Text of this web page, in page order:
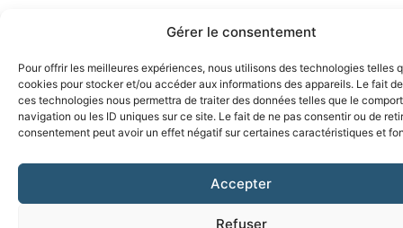
Gérer le consentement
Pour offrir les meilleures expériences, nous utilisons des technologies telles
cookies pour stocker et/ou accéder aux informations des appareils. Le fait
ces technologies nous permettra de traiter des données telles que le
navigation ou les ID uniques sur ce site. Le fait de ne pas consentir ou de
consentement peut avoir un effet négatif sur certaines caractéristiques et
Accepter
Refuser